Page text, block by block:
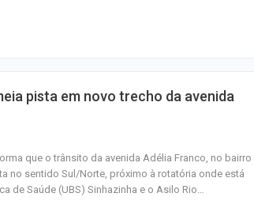
pista em novo trecho da avenida
que o trânsito da avenida Adélia Franco, no bairro
no sentido Sul/Norte, próximo à rotatória onde está
de Saúde (UBS) Sinhazinha e o Asilo Rio…